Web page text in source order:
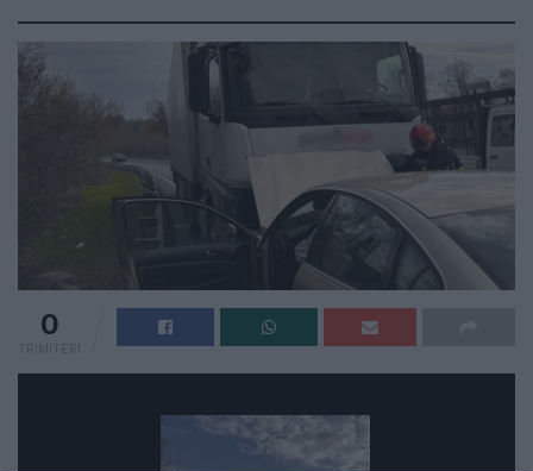
0
TRIMITERI